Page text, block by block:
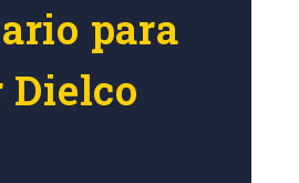
para